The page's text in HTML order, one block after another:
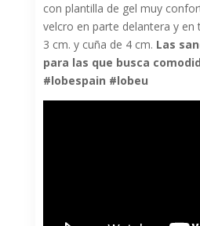
con plantilla de gel muy
velcro en parte delantera y
3 cm. y cuña de 4 cm. Las
para las que busca
#lobespain #lobeu